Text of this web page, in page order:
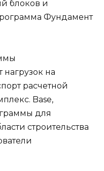
блоков и
Фундамент
нагрузок на
расчетной
Base,
для
строительства